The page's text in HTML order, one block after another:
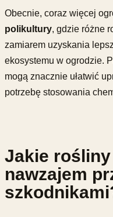
Obecnie, coraz więcej
polikultury, gdzie różne
zamiarem uzyskania
ekosystemu w ogrodzie.
mogą znacznie ułatwić
potrzebę stosowania
Jakie
nawzajem